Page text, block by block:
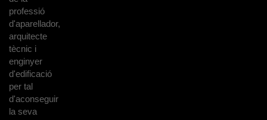
professió
d'aparellador,
arquitecte
tècnic i
enginyer
d'edificació
per tal
d'aconseguir
la seva